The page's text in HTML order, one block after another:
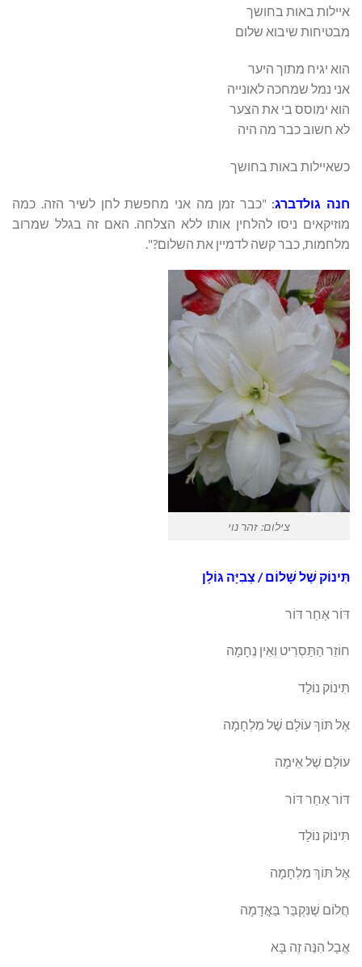
איילות באות בחושך
מבטיחות שיבוא שלום
הוא יגיח מתוך היער
אני נמל שמחכה לאונייה
הוא ימוסס בי את הצער
לא חשוב כבר מה היה
כשאיילות באות בחושך
חנה גולדברג: "כבר זמן מה אני מחפשת לחן לשיר הזה. כמה
מוזיקאים ניסו להלחין אותו ללא הצלחה. האם זה בגלל שמרוב
מלחמות, כבר קשה לדמיין את השלום?".
צילום: זהר נוי
תִּינוֹק שֶׁל שָׁלוֹם / צְבִיָּה גּוֹלָן
דּוֹר אַחַר דּוֹר
חוֹזֵר הַתַּסְרִיט וְאֵין נֶחָמָה
תִּינוֹק נוֹלַד
אֶל תּוֹךְ עוֹלָם שֶׁל מִלְחָמָה
עוֹלָם שֶׁל אֵימָה
דּוֹר אַחַר דּוֹר
תִּינוֹק נוֹלַד
אֶל תּוֹךְ מִלְחָמָה
חֲלוֹם שֶׁנִּקְבַּר בַּאֲדָמָה
אֲבָל הִנֵּה זֶה בָּא